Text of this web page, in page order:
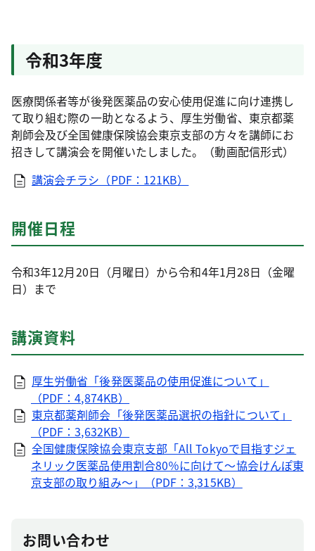
令和3年度
医療関係者等が後発医薬品の安心使用促進に向け連携し
て取り組む際の一助となるよう、厚生労働省、東京都薬
剤師会及び全国健康保険協会東京支部の方々を講師にお
招きして講演会を開催いたしました。（動画配信形式）
講演会チラシ（PDF：121KB）
開催日程
令和3年12月20日（月曜日）から令和4年1月28日（金曜
日）まで
講演資料
厚生労働省「後発医薬品の使用促進について」
（PDF：4,874KB）
東京都薬剤師会「後発医薬品選択の指針について」
（PDF：3,632KB）
全国健康保険協会東京支部「All Tokyoで目指すジェ
ネリック医薬品使用割合80％に向けて～協会けんぽ東
京支部の取り組み～」（PDF：3,315KB）
お問い合わせ